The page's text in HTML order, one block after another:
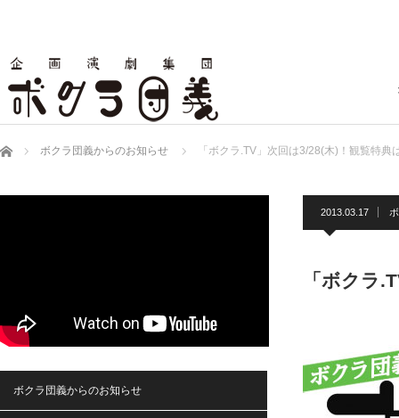
ホーム ボクラ団義からのお知らせ 「ボクラ.TV」次回は3/28(木)！観覧特典
2013.03.17
「ボクラ
ボクラ団義からのお知らせ